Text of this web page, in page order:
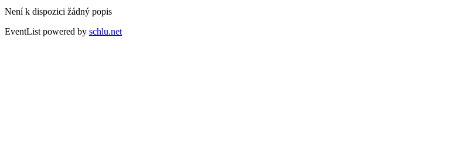
Není k dispozici žádný popis
EventList powered by schlu.net